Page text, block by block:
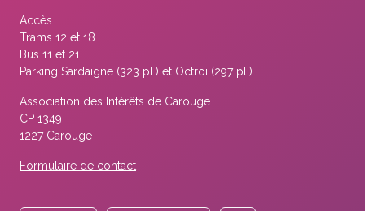
Accès
Trams 12 et 18
Bus 11 et 21
Parking Sardaigne (323 pl.) et Octroi (297 pl.)
Association des Intérêts de Carouge
CP 1349
1227 Carouge
Formulaire de contact